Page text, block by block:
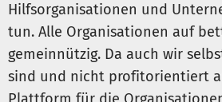
Hilfsorganisationen und
tun. Alle Organisationen auf
gemeinnützig. Da auch wir
sind und nicht profitorientiert